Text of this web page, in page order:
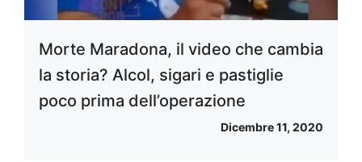
Morte Maradona, il video che cambia
la storia? Alcol, sigari e pastiglie
poco prima dell’operazione
Dicembre 11, 2020